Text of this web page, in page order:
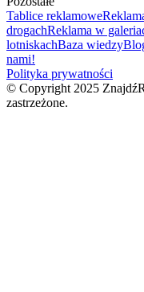
Tablice reklamowe
drogachReklama w
lotniskachBaza wiedzy
nami!
Polityka prywatności
© Copyright 2025
zastrzeżone.